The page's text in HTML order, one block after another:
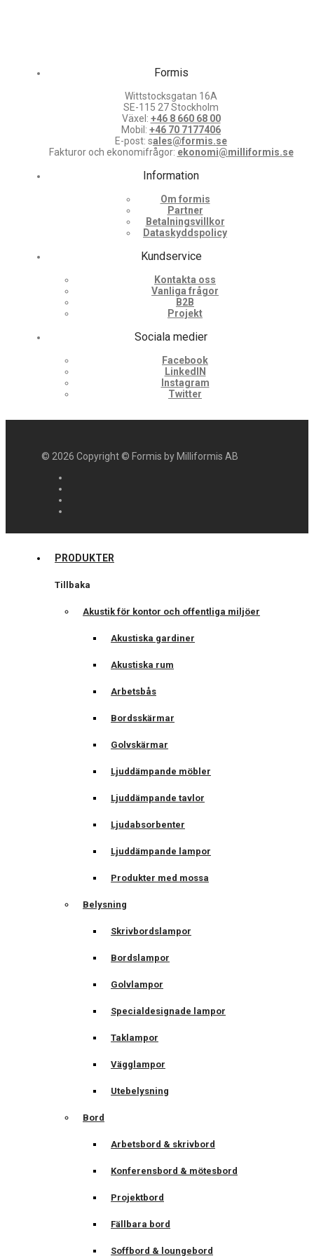
Formis
Wittstocksgatan 16A
SE-115 27 Stockholm
Växel: +46 8 660 68 00
Mobil: +46 70 7177406
E-post: sales@formis.se
Fakturor och ekonomifrågor: ekonomi@milliformis.se
Information
Om formis
Partner
Betalningsvillkor
Dataskyddspolicy
Kundservice
Kontakta oss
Vanliga frågor
B2B
Projekt
Sociala medier
Facebook
LinkedIN
Instagram
Twitter
© 2026 Copyright © Formis by Milliformis AB
PRODUKTER
Tillbaka
Akustik för kontor och offentliga miljöer
Akustiska gardiner
Akustiska rum
Arbetsbås
Bordsskärmar
Golvskärmar
Ljuddämpande möbler
Ljuddämpande tavlor
Ljudabsorbenter
Ljuddämpande lampor
Produkter med mossa
Belysning
Skrivbordslampor
Bordslampor
Golvlampor
Specialdesignade lampor
Taklampor
Vägglampor
Utebelysning
Bord
Arbetsbord & skrivbord
Konferensbord & mötesbord
Projektbord
Fällbara bord
Soffbord & loungebord